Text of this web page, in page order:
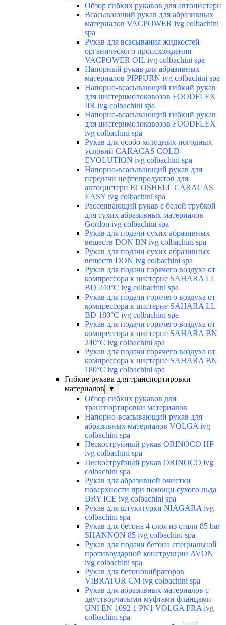
Обзор гибких рукавов для автоцистерн
Всасывающий рукав для абразивных
материалов VACPOWER ivg colbachini
spa
Рукав для всасывания жидкостей
органического происхождения
VACPOWER OIL ivg colbachini spa
Напорный рукав для абразивных
материалов PIPPURN ivg colbachini spa
Напорно-всасывающий гибкий рукав
для цистернмолоковозов FOODFLEX
IIR ivg colbachini spa
Напорно-всасывающий гибкий рукав
для цистернмолоковозов FOODFLEX
ivg colbachini spa
Рукав для особо холодных погодных
условий CARACAS COLD
EVOLUTION ivg colbachini spa
Напорно-всасывающий рукав для
передачи нефтепродуктов для
автоцистерн ECOSHELL CARACAS
EASY ivg colbachini spa
Рассеивающий рукав с белой трубкой
для сухих абразивных материалов
Gordon ivg colbachini spa
Рукав для подачи сухих абразивных
веществ DON BN ivg colbachini spa
Рукав для подачи сухих абразивных
веществ DON ivg colbachini spa
Рукав для подачи горячего воздуха от
компрессора к цистерне SAHARA LL
BD 240°C ivg colbachini spa
Рукав для подачи горячего воздуха от
компрессора к цистерне SAHARA LL
BD 180°C ivg colbachini spa
Рукав для подачи горячего воздуха от
компрессора к цистерне SAHARA BN
240°C ivg colbachini spa
Рукав для подачи горячего воздуха от
компрессора к цистерне SAHARA BN
180°C ivg colbachini spa
Гибкие рукава для транспортировки
материалов
▼
Обзор гибких рукавов для
транспортировки материалов
Напорно-всасывающий рукав для
абразивных материалов VOLGA ivg
colbachini spa
Пескоструйный рукав ORINOCO HP
ivg colbachini spa
Пескоструйный рукав ORINOCO ivg
colbachini spa
Рукав для абразивной очистки
поверхности при помощи сухого льда
DRY ICE ivg colbachini spa
Рукав для штукатурки NIAGARA ivg
colbachini spa
Рукав для бетона 4 слоя из стали 85 bar
SHANNON 85 ivg colbachini spa
Рукав для подачи бетона специальной
противоударной конструкции AVON
ivg colbachini spa
Рукав для бетоновибраторов
VIBRATOR CM ivg colbachini spa
Рукав для абразивных материалов с
двустворчатыми муфтами фланцами
UNI EN 1092 1 PN1 VOLGA FRA ivg
colbachini spa